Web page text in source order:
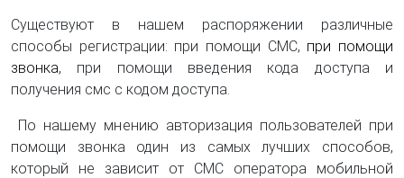
Существуют в нашем распоряжении различные
способы регистрации: при помощи СМС, при помощи
звонка, при помощи введения кода доступа и
получения смс с кодом доступа.
По нашему мнению авторизация пользователей при
помощи звонка один из самых лучших способов,
который не зависит от СМС оператора мобильной